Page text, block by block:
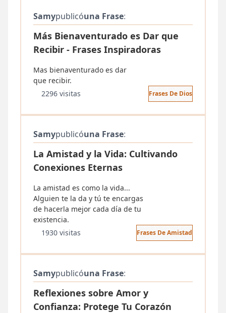
Samypublicóuna Frase:
Más Bienaventurado es Dar que
Recibir - Frases Inspiradoras
Mas bienaventurado es dar
que recibir.
2296 visitas
Frases De Dios
Samypublicóuna Frase:
La Amistad y la Vida: Cultivando
Conexiones Eternas
La amistad es como la vida...
Alguien te la da y tú te encargas
de hacerla mejor cada día de tu
existencia.
1930 visitas
Frases De Amistad
Samypublicóuna Frase:
Reflexiones sobre Amor y
Confianza: Protege Tu Corazón